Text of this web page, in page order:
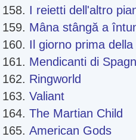
I reietti dell'altro
Mâna stângă a
Il giorno prima
Mendicanti di
Ringworld
Valiant
The Martian Child
American Gods